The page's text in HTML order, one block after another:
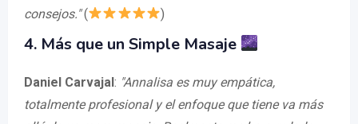
consejos."( )
4. Más que un Simple Masaje
Daniel Carvajal: "Annalisa es muy empática,
totalmente profesional y el enfoque que tiene va más